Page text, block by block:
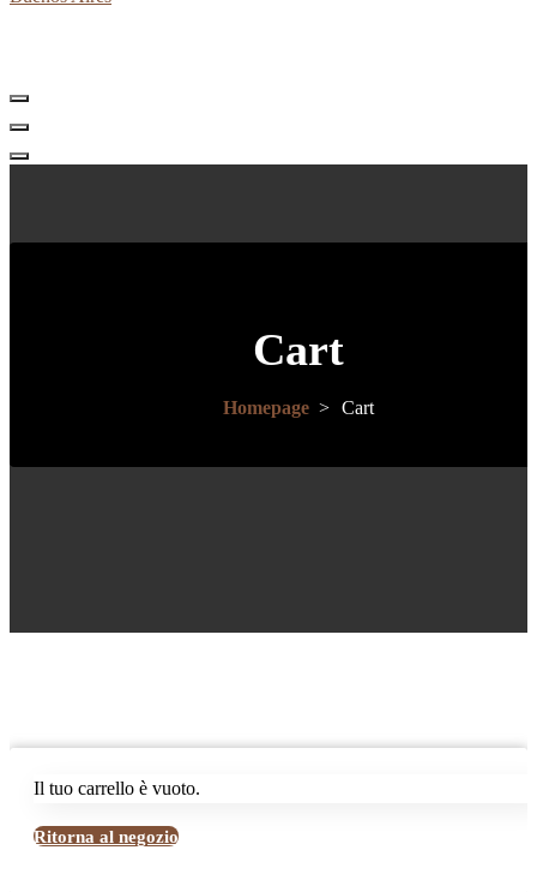
Cart
Homepage > Cart
Il tuo carrello è vuoto.
Ritorna al negozio